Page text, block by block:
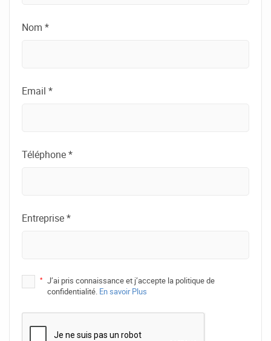
Nom *
Email *
Téléphone *
Entreprise *
* J’ai pris connaissance et j’accepte la politique de
confidentialité. En savoir Plus